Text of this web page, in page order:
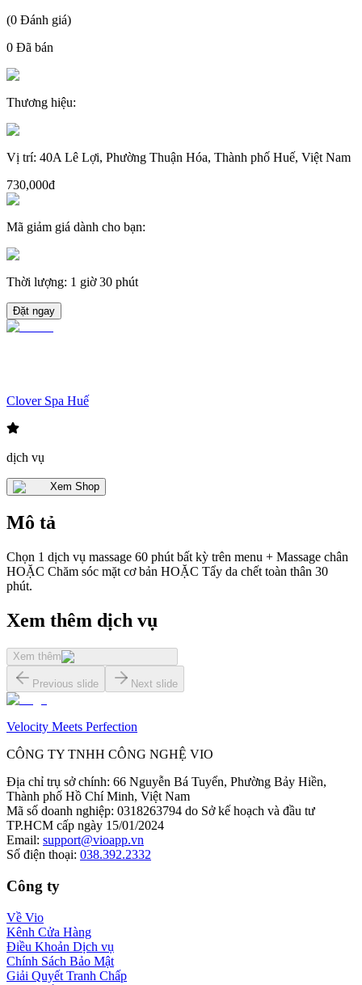
(0 Đánh giá)
0 Đã bán
Thương hiệu:
Vị trí: 40A Lê Lợi, Phường Thuận Hóa, Thành phố Huế, Việt Nam
730,000đ
Mã giảm giá dành cho bạn:
Thời lượng: 1 giờ 30 phút
Đặt ngay
Clover Spa Huế
dịch vụ
Xem Shop
Mô tả
Chọn 1 dịch vụ massage 60 phút bất kỳ trên menu + Massage chân
HOẶC Chăm sóc mặt cơ bản HOẶC Tẩy da chết toàn thân 30
phút.
Xem thêm dịch vụ
Xem thêm
Previous slide Next slide
Velocity Meets Perfection
CÔNG TY TNHH CÔNG NGHỆ VIO
Địa chỉ trụ sở chính: 66 Nguyễn Bá Tuyển, Phường Bảy Hiền,
Thành phố Hồ Chí Minh, Việt Nam
Mã số doanh nghiệp: 0318263794 do Sở kế hoạch và đầu tư
TP.HCM cấp ngày 15/01/2024
Email: support@vioapp.vn
Số điện thoại: 038.392.2332
Công ty
Về Vio
Kênh Cửa Hàng
Điều Khoản Dịch vụ
Chính Sách Bảo Mật
Giải Quyết Tranh Chấp